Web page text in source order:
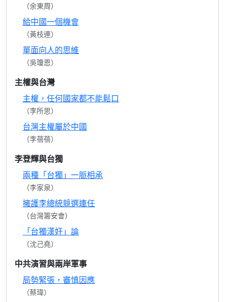
（余東周）
給中國一個機會
（黃枝連）
單面向人的思維
（吳瓊恩）
主權與台灣
主權，任何國家都不能鬆口
（李所思）
台灣主權屬於中國
（李蓓蓓）
李登輝與台獨
兩種「台獨」一脈相承
（李家泉）
擁護李總統競選連任
（台灣籌安會）
「台獨漢奸」論
（沈己堯）
中共演習與兩岸軍事
局勢緊張，審慎因應
（蔡瑋）